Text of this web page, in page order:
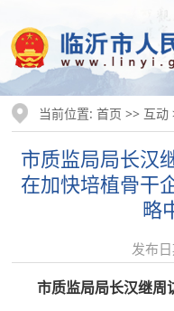
当前位置:首页 >> 互动
市质监局局长汉
在加快培植骨干
略
发布
市质监局局长汉继周